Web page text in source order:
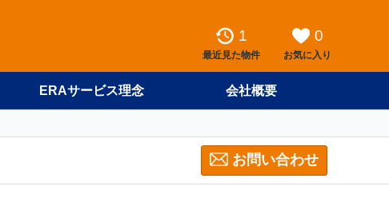
1
最近見た物件
0
お気に入り
ERAサービス理念 会社概要
お問い合わせ